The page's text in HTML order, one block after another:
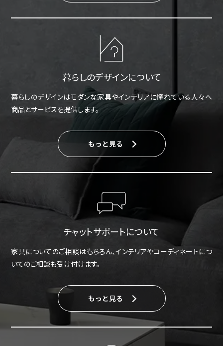
暮らしのデザインについて
暮らしのデザインはモダンな家具やインテリアに憧れている人々へ
商品とサービスを提供します。
もっと見る
チャットサポートについて
家具についてのご相談はもちろん、インテリアやコーディネートにつ
いてのご相談も受け付けます。
もっと見る